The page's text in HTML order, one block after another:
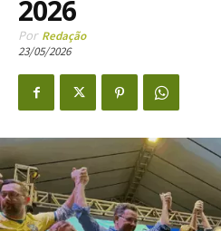
2026
Por Redação
23/05/2026